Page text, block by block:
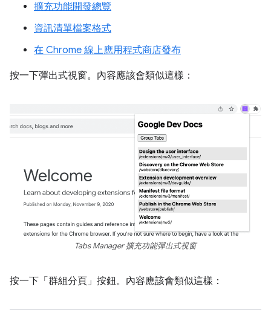
擴充功能開發總覽
資訊清單檔案格式
在 Chrome 線上應用程式商店發布
按一下彈出式視窗。內容應該會類似這樣：
Tabs Manager 擴充功能彈出式視窗
按一下「群組分頁」按鈕。內容應該會類似這樣：